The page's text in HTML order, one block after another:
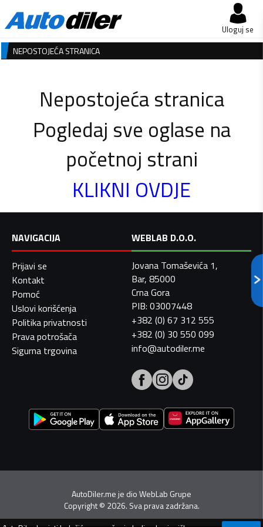
Uloguj se
NEPOSTOJEĆA STRANICA
Nepostojeća stranica
Pogledaj sve oglase na
početnoj strani
KLIKNI OVDJE
NAVIGACIJA
Prijavi se
Kontakt
Pomoć
Uslovi korišćenja
Politika privatnosti
Prava potrošača
Sigurna trgovina
WEBLAB D.O.O.
Jovana Tomaševića 1,
Bar, 85000
Crna Gora
PIB: 03007448
+382 (0) 67 312 555
+382 (0) 30 550 099
info@autodiler.me
AutoDiler.me je dioWebLab Grupe
Copyright© 2026. Sva prava zadržana.